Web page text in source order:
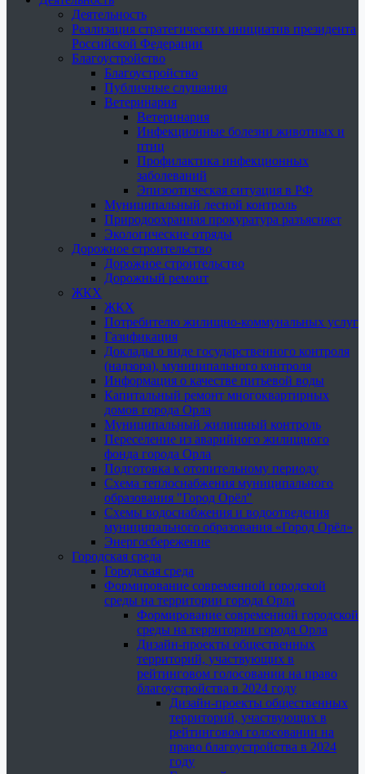
Деятельность
Реализация стратегических инициатив президента
Российской Федерации
Благоустройство
Благоустройство
Публичные слушания
Ветеринария
Ветеринария
Инфекционные болезни животных и
птиц
Профилактика инфекционных
заболеваний
Эпизоотическая ситуация в РФ
Муниципальный лесной контроль
Природоохранная прокуратура разъясняет
Экологические отряды
Дорожное строительство
Дорожное строительство
Дорожный ремонт
ЖКХ
ЖКХ
Потребителю жилищно-коммунальных услуг
Газификация
Доклады о виде государственного контроля
(надзора), муниципального контроля
Информация о качестве питьевой воды
Капитальный ремонт многоквартирных
домов города Орла
Муниципальный жилищный контроль
Переселение из аварийного жилищного
фонда города Орла
Подготовка к отопительному периоду
Схема теплоснабжения муниципального
образования "Город Орёл"
Схемы водоснабжения и водоотведения
муниципального образования «Город Орёл»
Энергосбережение
Городская среда
Городская среда
Формирование современной городской
среды на территории города Орла
Формирование современной городской
среды на территории города Орла
Дизайн-проекты общественных
территорий, участвующих в
рейтинговом голосовании на право
благоустройства в 2024 году
Дизайн-проекты общественных
территорий, участвующих в
рейтинговом голосовании на
право благоустройства в 2024
году